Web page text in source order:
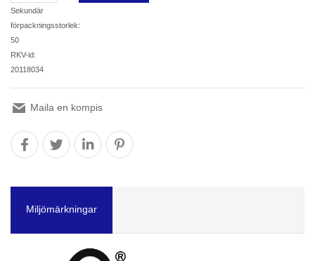
Sekundär
förpackningsstorlek:
50
RKV-id:
20118034
Maila en kompis
Miljömärkningar